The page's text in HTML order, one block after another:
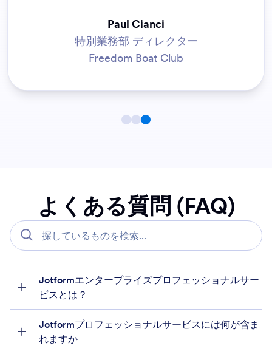
Paul Cianci
特別業務部 ディレクター
Freedom Boat Club
よくある質問 (FAQ)
Jotformエンタープライズプロフェッショナルサー
ビスとは？
Jotformプロフェッショナルサービスには何が含ま
れますか